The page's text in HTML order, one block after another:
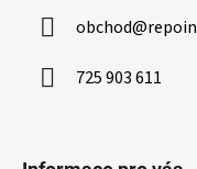
obchod@
725 903 611